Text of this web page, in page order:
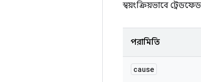
স্বয়ংক্রিয়ভাবে
পরামিতি
cause